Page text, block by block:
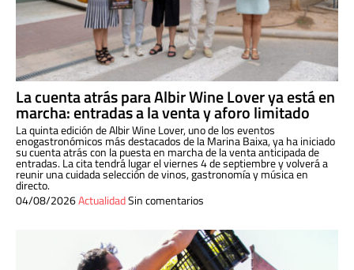
La cuenta atrás para Albir Wine Lover ya está en
marcha: entradas a la venta y aforo limitado
La quinta edición de Albir Wine Lover, uno de los eventos
enogastronómicos más destacados de la Marina Baixa, ya ha iniciado
su cuenta atrás con la puesta en marcha de la venta anticipada de
entradas. La cita tendrá lugar el viernes 4 de septiembre y volverá a
reunir una cuidada selección de vinos, gastronomía y música en
directo.
04/08/2026ActualidadSin comentarios